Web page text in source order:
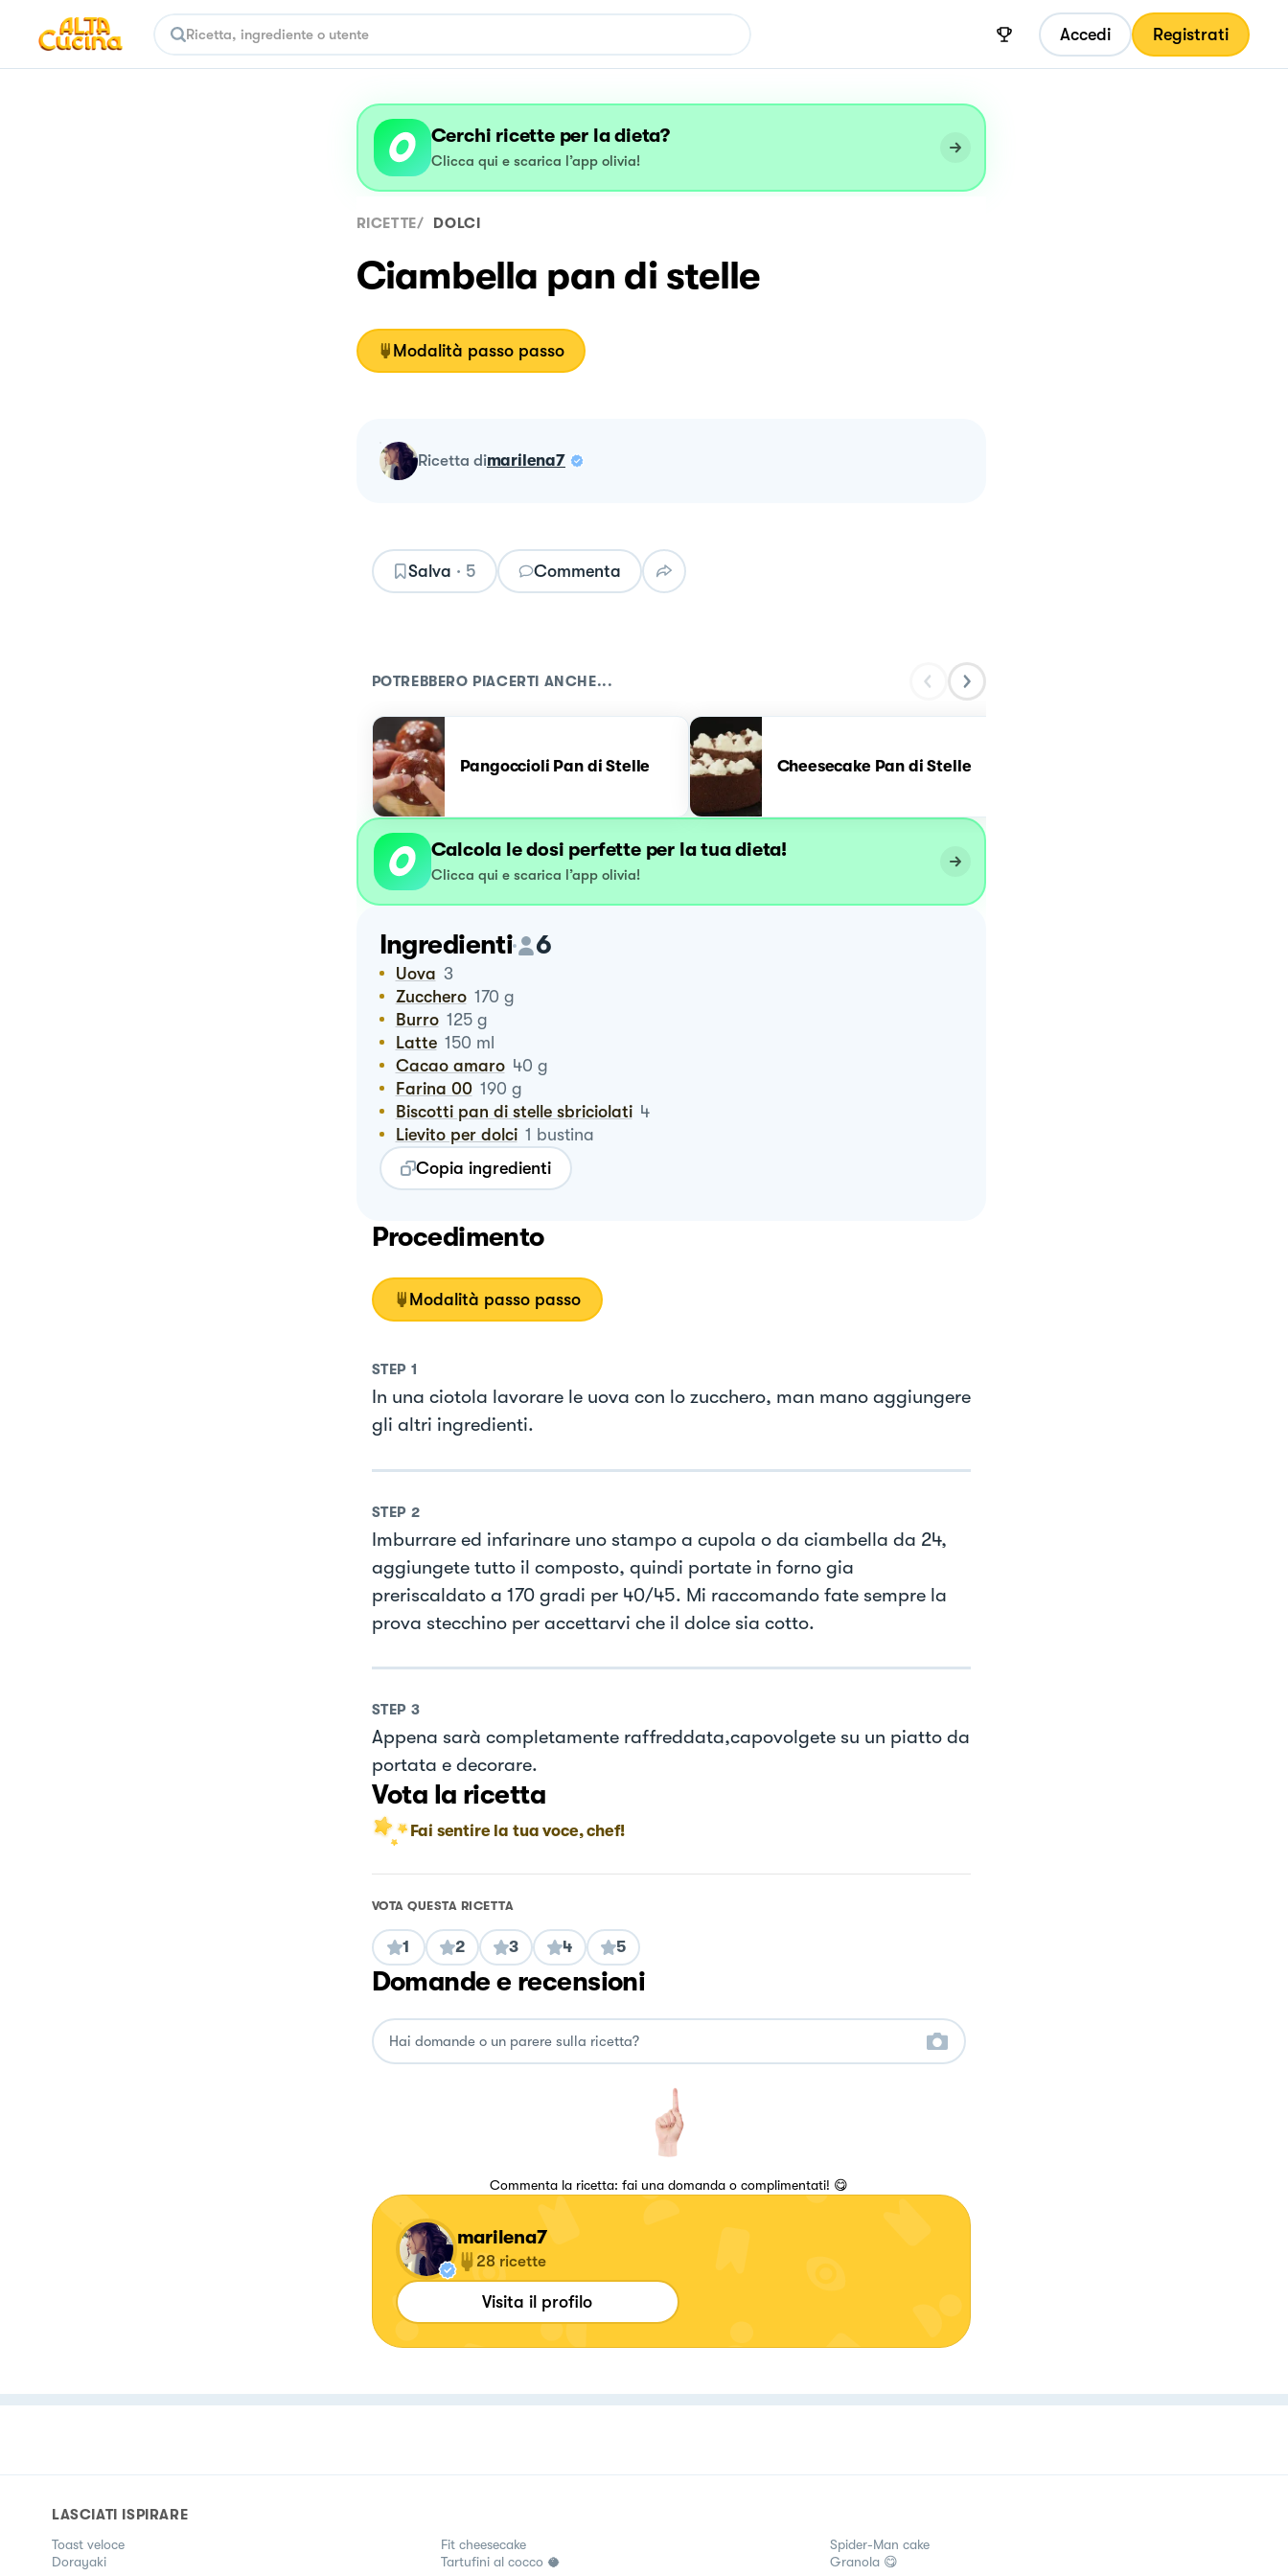
Accedi Registrati
Cerchi ricette per la dieta?
Clicca qui e scarica l’app olivia!
RICETTE/ DOLCI
Ciambella pan di stelle
Modalità passo passo
ricetta dimarilena7
Salva · 5 Commenta
POTREBBERO PIACERTI ANCHE...
Pangoccioli Pan di Stelle Cheesecake Pan di Stelle
Calcola le dosi perfette per la tua dieta!
Clicca qui e scarica l’app olivia!
Ingredienti 6
Uova 3
Zucchero 170 g
Burro 125 g
Latte 150 ml
Cacao amaro 40 g
Farina 00 190 g
Biscotti pan di stelle sbriciolati 4
Lievito per dolci 1 bustina
Copia ingredienti
Procedimento
Modalità passo passo
STEP 1
In una ciotola lavorare le uova con lo zucchero, man mano aggiungere
gli altri ingredienti.
STEP 2
Imburrare ed infarinare uno stampo a cupola o da ciambella da 24,
aggiungete tutto il composto, quindi portate in forno gia
preriscaldato a 170 gradi per 40/45. Mi raccomando fate sempre la
prova stecchino per accettarvi che il dolce sia cotto.
STEP 3
Appena sarà completamente raffreddata,capovolgete su un piatto da
portata e decorare.
Vota la ricetta
Fai sentire la tua voce, chef!
VOTA QUESTA RICETTA
1 2 3 4 5
Domande e recensioni
Commenta la ricetta: fai una domanda o complimentati! 😋
marilena7
28 ricette
Visita il profilo
LASCIATI ISPIRARE
Toast veloce
Dorayaki
Fit cheesecake
Tartufini al cocco 🥥
Spider-Man cake
Granola 😋